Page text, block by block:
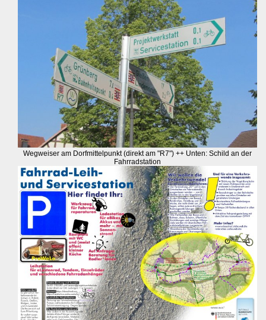
Wegweiser am Dorfmittelpunkt (direkt am "R7") ++ Unten: Schild an der
Fahrradstation